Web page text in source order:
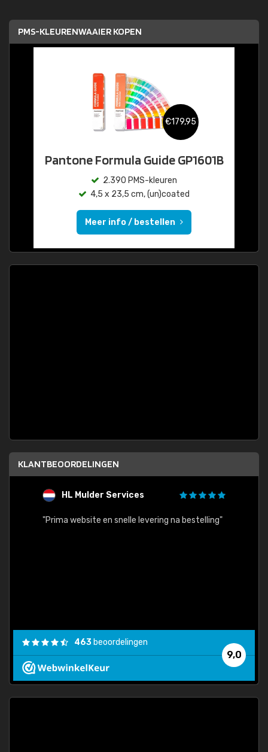
PMS-KLEURENWAAIER KOPEN
€179,95
Pantone Formula Guide GP1601B
2.390 PMS-kleuren
4,5 x 23,5 cm, (un)coated
Meer info / bestellen
KLANTBEOORDELINGEN
HL Mulder Services
"Prima website en snelle levering na bestelling"
9,0
463 beoordelingen